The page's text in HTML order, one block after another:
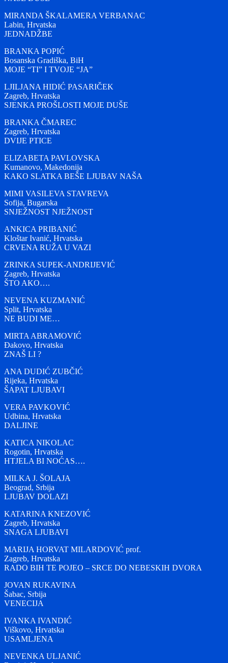
MIRANDA ŠKALAMERA VERBANAC
Labin, Hrvatska
JEDNADŽBE
BRANKA POPIĆ
Bosanska Gradiška, BiH
MOJE “TI” I TVOJE “JA”
LJILJANA HIDIĆ PASARIČEK
Zagreb, Hrvatska
SJENKA PROŠLOSTI MOJE DUŠE
BRANKA ČMAREC
Zagreb, Hrvatska
DVIJE PTICE
ELIZABETA PAVLOVSKA
Kumanovo, Makedonija
KAKO SLATKA BEŠE LJUBAV NAŠA
MIMI VASILEVA STAVREVA
Sofija, Bugarska
SNJEŽNOST NJEŽNOST
ANKICA PRIBANIĆ
Kloštar Ivanić, Hrvatska
CRVENA RUŽA U VAZI
ZRINKA SUPEK-ANDRIJEVIĆ
Zagreb, Hrvatska
ŠTO AKO….
NEVENA KUZMANIĆ
Split, Hrvatska
NE BUDI ME…
MIRTA ABRAMOVIĆ
Đakovo, Hrvatska
ZNAŠ LI ?
ANA DUDIĆ ZUBČIĆ
Rijeka, Hrvatska
ŠAPAT LJUBAVI
VERA PAVKOVIĆ
Udbina, Hrvatska
DALJINE
KATICA NIKOLAC
Rogotin, Hrvatska
HTJELA BI NOĆAS….
MILKA J. ŠOLAJA
Beograd, Srbija
LJUBAV DOLAZI
KATARINA KNEZOVIĆ
Zagreb, Hrvatska
SNAGA LJUBAVI
MARIJA HORVAT MILARDOVIĆ prof.
Zagreb, Hrvatska
RADO BIH TE POJEO – SRCE DO NEBESKIH DVORA
JOVAN RUKAVINA
Šabac, Srbija
VENECIJA
IVANKA IVANDIĆ
Viškovo, Hrvatska
USAMLJENA
NEVENKA ULJANIĆ